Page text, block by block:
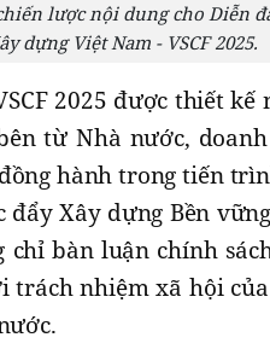
lược nội dung cho Diễn
dựng Việt Nam - VSCF 2025.
2025 được thiết
từ Nhà nước,
hành trong tiến
đẩy Xây dựng Bền
bàn luận chính
trách nhiệm xã hội